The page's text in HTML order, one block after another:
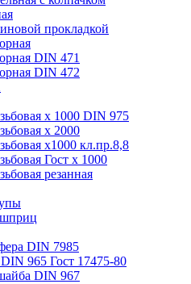
прокладкой
DIN 471
DIN 472
х 1000 DIN 975
х 2000
х1000 кл.пр.8,8
Гост х 1000
резанная
DIN 7985
965 Гост 17475-80
DIN 967